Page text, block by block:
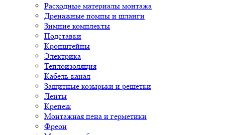
Расходные материалы монтажа
Дренажные помпы и шланги
Зимние комплекты
Подставки
Кронштейны
Электрика
Теплоизоляция
Кабель-канал
Защитные козырьки и решетки
Ленты
Крепеж
Монтажная пена и герметики
Фреон